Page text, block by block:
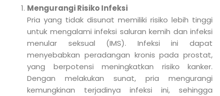
Mengurangi Risiko Infeksi
Pria yang tidak disunat memiliki risiko lebih tinggi
untuk mengalami infeksi saluran kemih dan infeksi
menular seksual (IMS). Infeksi ini dapat
menyebabkan peradangan kronis pada prostat,
yang berpotensi meningkatkan risiko kanker.
Dengan melakukan sunat, pria mengurangi
kemungkinan terjadinya infeksi ini, sehingga